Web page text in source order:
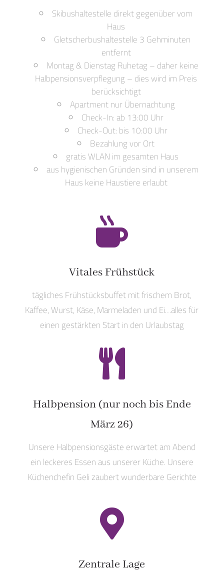
Skibushaltestelle direkt gegenüber vom
Haus
Gletscherbushaltestelle 3 Gehminuten
entfernt
Montag & Dienstag Ruhetag – daher keine
Halbpensionsverpflegung – dies wird im Preis
berücksichtigt
Apartment nur Übernachtung
Check-In: ab 13:00 Uhr
Check-Out: bis 10:00 Uhr
Bezahlung vor Ort
gratis WLAN im gesamten Haus
aus hygienischen Gründen sind in unserem
Haus keine Haustiere erlaubt

Vitales Frühstück
tägliches Frühstücksbuffet mit frischem Brot,
Kaffee, Wurst, Käse, Marmeladen und Ei…alles für
einen gestärkten Start in den Urlaubstag

Halbpension (nur noch bis Ende
März 26)
Unsere Halbpensionsgäste erwartet am Abend
ein leckeres Essen aus unserer Küche. Unsere
Küchenchefin Geli zaubert wunderbare Gerichte

Zentrale Lage